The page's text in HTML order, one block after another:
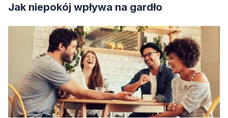
Jak niepokój wpływa na gardło